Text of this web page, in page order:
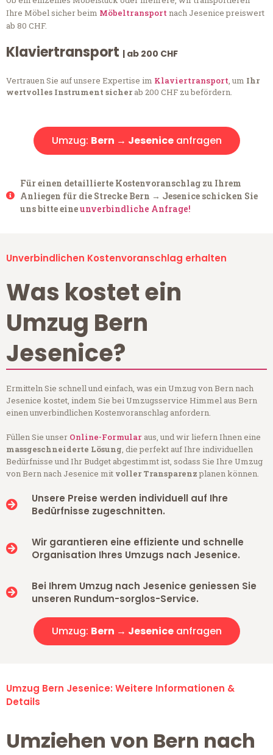
Ihre Möbel sicher beim Möbeltransportnach Jesenice preiswert
ab 80 CHF.
Klaviertransport | ab 200 CHF
Vertrauen Sie auf unsere Expertise im Klaviertransport, um Ihr
wertvolles Instrument sicherab 200 CHF zu befördern.
Umzug: Bern → Jeseniceanfragen
Für einen detaillierte Kostenvoranschlag zu Ihrem
Anliegen für die Strecke Bern → Jesenice schicken Sie
uns bitte eineunverbindliche Anfrage!
Unverbindlichen Kostenvoranschlag erhalten
Was kostet ein
Umzug Bern
Jesenice?
Ermitteln Sie schnell und einfach, was ein Umzug von Bern nach
Jesenice kostet, indem Sie bei Umzugsservice Himmel aus Bern
einen unverbindlichen Kostenvoranschlag anfordern.
Füllen Sie unser Online-Formular aus, und wir liefern Ihnen eine
massgeschneiderte Lösung, die perfekt auf Ihre individuellen
Bedürfnisse und Ihr Budget abgestimmt ist, sodass Sie Ihre Umzug
von Bern nach Jesenice mit voller Transparenzplanen können.
Unsere Preise werden individuell auf Ihre
Bedürfnisse zugeschnitten.
Wir garantieren eine effiziente und schnelle
Organisation Ihres Umzugs nach Jesenice.
Bei Ihrem Umzug nach Jesenice geniessen Sie
unseren Rundum-sorglos-Service.
Umzug: Bern → Jeseniceanfragen
Umzug Bern Jesenice: Weitere Informationen &
Details
Umziehen von Bern nach